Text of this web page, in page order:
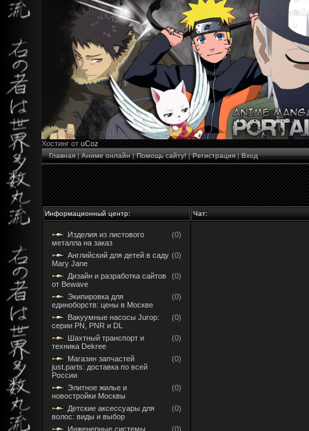
Хостинг отuCoz
Главная|Аниме онлайн|Помощь сайту!|Регистрация|Вход
Информационный центр: Чат:
Изделия из листового
металла на заказ
(0)
Английский для детей в саду
Mary Jane
(0)
Дизайн и разработка сайтов
от Bewave
(0)
Экипировка для
единоборств: цены в Москве
(0)
Вакуумные насосы Jurop:
серии PN, PNR и DL
(0)
Шахтный транспорт и
техника Dekree
(0)
Магазин запчастей
just.parts: доставка по всей
России
(0)
Элитное жилье и
новостройки Москвы
(0)
Детские аксессуары для
волос: виды и выбор
(0)
Инженерные системы
(0)